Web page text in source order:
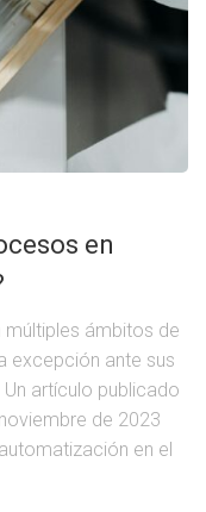
en
múltiples ámbitos de
excepción ante sus
artículo publicado
de 2023
en el